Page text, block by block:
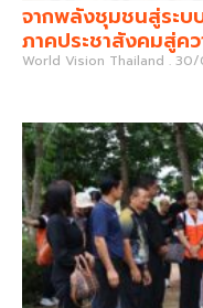
จากพลังชุมชนสู่ระบ
ภาคประชาสังคมสู่ค
World Vision Thailand 30/